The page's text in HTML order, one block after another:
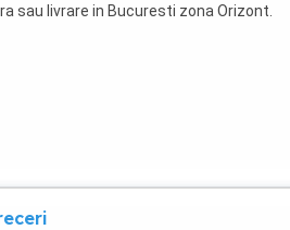
sau livrare in Bucuresti zona Orizont.